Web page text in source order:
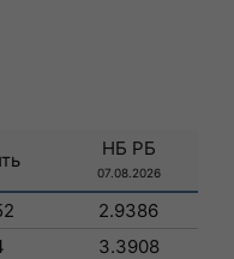
НБ РБ
07.08.2026
2.9386
3.3908